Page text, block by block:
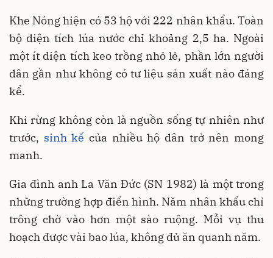
Khe Nóng hiện có 53 hộ với 222 nhân khẩu. Toàn
bộ diện tích lúa nước chỉ khoảng 2,5 ha. Ngoài
một ít diện tích keo trồng nhỏ lẻ, phần lớn người
dân gần như không có tư liệu sản xuất nào đáng
kể.
Khi rừng không còn là nguồn sống tự nhiên như
trước, sinh kế của nhiều hộ dân trở nên mong
manh.
Gia đình anh La Văn Đức (SN 1982) là một trong
những trường hợp điển hình. Năm nhân khẩu chỉ
trông chờ vào hơn một sào ruộng. Mỗi vụ thu
hoạch được vài bao lúa, không đủ ăn quanh năm.